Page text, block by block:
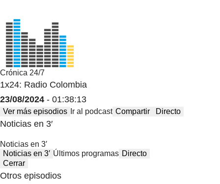
Crónica 24/7
1x24: Radio Colombia
23/08/2024 - 01:38:13
Ver más episodios Ir al podcast Compartir Directo
Noticias en 3′
Noticias en 3′
Noticias en 3′ Últimos programas Directo
Cerrar
Otros episodios